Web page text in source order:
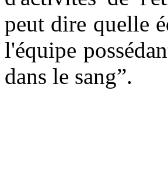
peut dire quelle
l'équipe
dans le sang”.